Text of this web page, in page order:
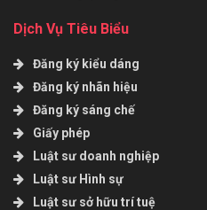
Dịch Vụ Tiêu Biểu
Đăng ký kiểu dáng
Đăng ký nhãn hiệu
Đăng ký sáng chế
Giấy phép
Luật sư doanh nghiệp
Luật sư Hình sự
Luật sư sở hữu trí tuệ